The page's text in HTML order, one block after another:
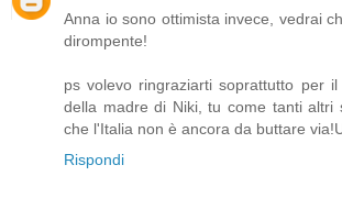
Anna io sono ottimista invece, vedrai
dirompente!
ps volevo ringraziarti soprattutto per
della madre di Niki, tu come tanti altri
che l'Italia non è ancora da buttare
Rispondi